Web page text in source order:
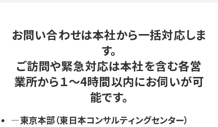
お問い合わせは本社から一括対応しま
す。
ご訪問や緊急対応は本社を含む各営
業所から１～4時間以内にお伺いが可
能です。
—東京本部（東日本コンサルティングセンター）